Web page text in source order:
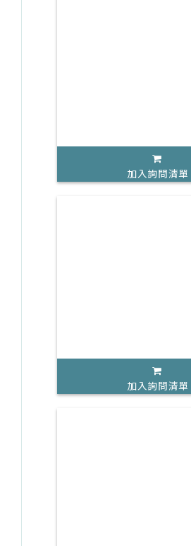
加入詢問清單
加入詢問清單